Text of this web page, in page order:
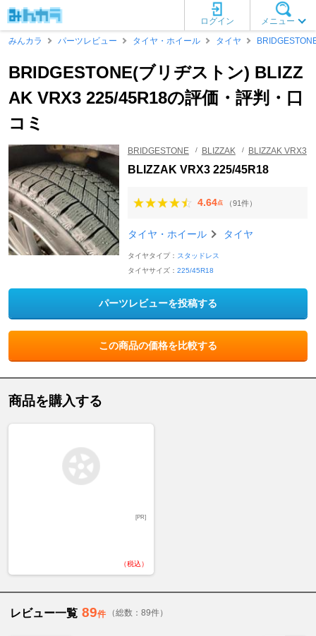
メニュー
ログイン
みんカラ
パーツレビュー タイヤ・ホイール タイヤ
BRIDGESTONE(ブリヂストン) BLIZZ
AK VRX3 225/45R18の評価・評判・口
コミ
BRIDGESTONE BLIZZAK BLIZZAK VRX3
BLIZZAK VRX3 225/45R18
4.64点 （91件）
タイヤ・ホイール タイヤ
タイヤタイプ： スタッドレス
タイヤサイズ： 225/45R18
パーツレビューを投稿する
この商品の価格を比較する
商品を購入する
[PR]
（税込）
レビュー一覧 89件 （総数：89件）